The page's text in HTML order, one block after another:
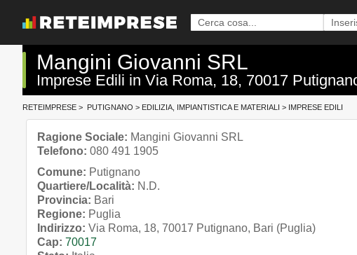
Mangini Giovanni SRL
Imprese Edili in Via Roma, 18, 70017
RETEIMPRESE > PUTIGNANO > EDILIZIA, IMPIANTISTICA E MATERIALI > IMPRESE EDILI
Ragione Sociale: Mangini Giovanni SRL
Telefono: 080 491 1905
Comune: Putignano
Quartiere/Località: N.D.
Provincia: Bari
Regione: Puglia
Indirizzo: Via Roma, 18, 70017 Putignano, Bari (Puglia)
Cap: 70017